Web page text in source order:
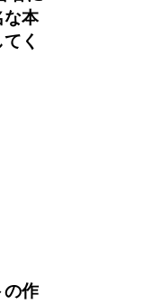
な本
く
の作